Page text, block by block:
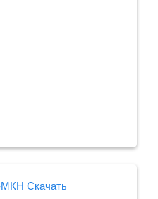
Скачать